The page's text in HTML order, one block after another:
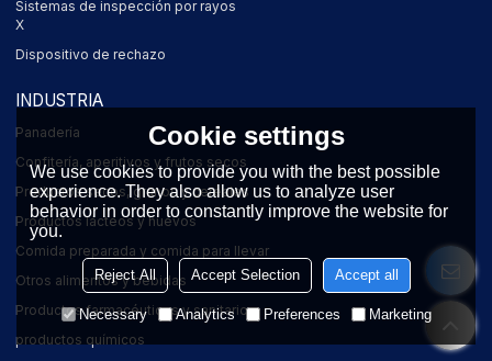
Sistemas de inspección por rayos
X
Dispositivo de rechazo
INDUSTRIA
Panadería
Confitería, aperitivos y frutos secos
Productos secos, granos y cereales
Productos lácteos y huevos
Comida preparada y comida para llevar
Otros alimentos y bebidas
Productos farmacéuticos y sanitarios
productos químicos
Cookie settings
We use cookies to provide you with the best possible
experience. They also allow us to analyze user
behavior in order to constantly improve the website for
you.
Reject All Accept Selection Accept all
Necessary Analytics Preferences Marketing